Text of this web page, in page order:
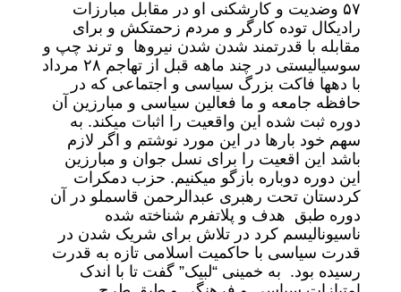
۵۷ وضدیت و کارشکنی او در مقابل مبارزات
رادیکال توده کارگر و مردم زحمتکش و برای
مقابله با قدرتمند شدن شدن نیروها و ترند چپ و
سوسیالیستی در چند ماهه قبل از تهاجم ۲۸ مرداد
با دهها فاکت بزرگ سیاسی و اجتماعی که در
حافظه جامعه و ما فعالین سیاسی و مبارزین آن
دوره ثبت شده این واقعیت را اثبات میکند. به
سهم خود بارها در این مورد نوشتم و اگر لازم
باشد این اقعیت را برای نسل جوان و مبارزین
این دوره دوباره بازگو میکنیم. حزب دمکرات
کردستان تحت رهبری عبدالرحمن قاسملو در آن
دوره طبق هدف و پلاتفرم شناخته شده
ناسیونالیسم کرد در تلاش برای شریک شدن در
قدرت سیاسی با حاکمیت اسلامی تازه به قدرت
رسیده بود. به خمینی “لبیک” گفت تا با اندک